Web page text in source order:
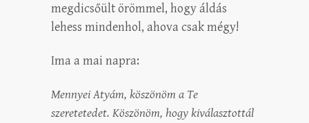
megdicsőült örömmel, hogy áldás
lehess mindenhol, ahova csak mégy!
Ima a mai napra:
Mennyei Atyám, köszönöm a Te
szeretetedet. Köszönöm, hogy kiválasztottál